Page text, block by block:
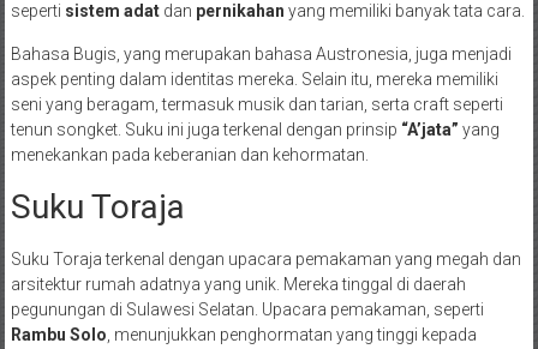
seperti sistem adatdan pernikahan yang memiliki banyak tata cara.
Bahasa Bugis, yang merupakan bahasa Austronesia, juga menjadi
aspek penting dalam identitas mereka. Selain itu, mereka memiliki
seni yang beragam, termasuk musik dan tarian, serta craft seperti
tenun songket. Suku ini juga terkenal dengan prinsip “A’jata” yang
menekankan pada keberanian dan kehormatan.
Suku Toraja
Suku Toraja terkenal dengan upacara pemakaman yang megah dan
arsitektur rumah adatnya yang unik. Mereka tinggal di daerah
pegunungan di Sulawesi Selatan. Upacara pemakaman, seperti
Rambu Solo, menunjukkan penghormatan yang tinggi kepada